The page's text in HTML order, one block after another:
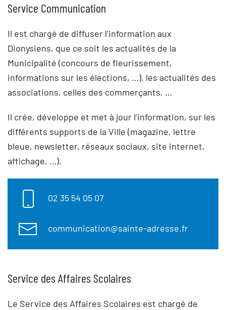
Service Communication
Il est chargé de diffuser l’information aux
Dionysiens, que ce soit les actualités de la
Municipalité (concours de fleurissement,
informations sur les élections, …), les actualités des
associations, celles des commerçants, …
Il crée, développe et met à jour l’information, sur les
différents supports de la Ville (magazine, lettre
bleue, newsletter, réseaux sociaux, site internet,
affichage, …).
02 35 54 05 07
communication@sainte-adresse.fr
Service des Affaires Scolaires
Le Service des Affaires Scolaires est chargé de